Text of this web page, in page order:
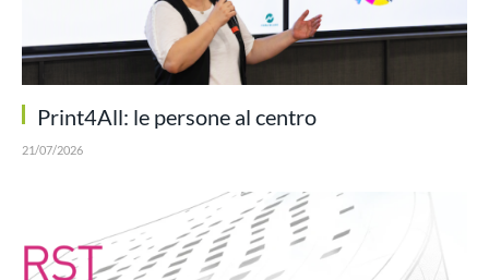
Print4All: le persone al centro
21/07/2026